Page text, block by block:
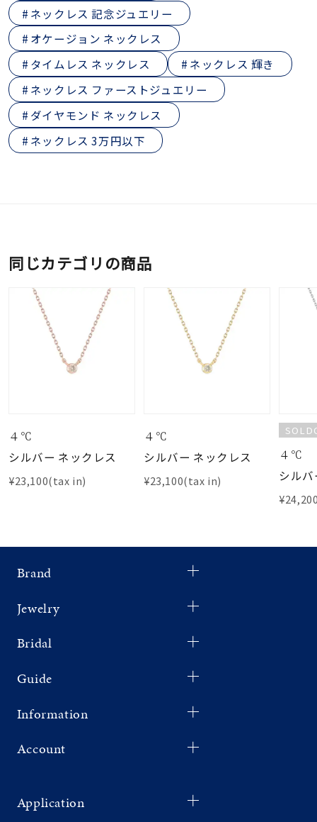
ネックレス 記念ジュエリー
オケージョン ネックレス
タイムレス ネックレス
ネックレス 輝き
ネックレス ファーストジュエリー
ダイヤモンド ネックレス
ネックレス 3万円以下
同じカテゴリの商品
４℃
シルバー ネックレス
¥23,100(tax in)
４℃
シルバー ネックレス
¥23,100(tax in)
４℃
シル
Brand
Jewelry
Bridal
Guide
Information
Account
Application